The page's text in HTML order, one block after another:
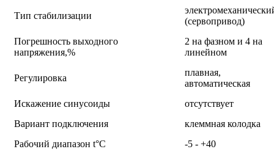
Тип стабилизации
(сервопривод)
Погрешность выходного
напряжения,%
2 на фазном и 4 на
линейном
Регулировка
плавная,
автоматическая
Искажение синусоиды
отсутствует
Вариант подключения
клеммная колодка
Рабочий диапазон t°С
-5 - +40